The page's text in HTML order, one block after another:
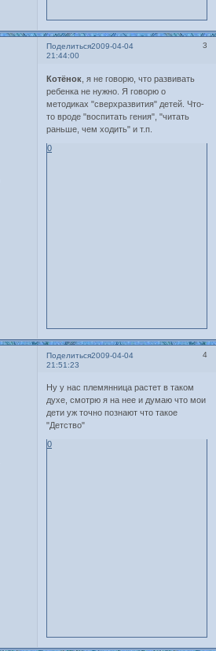
Поделиться 3
2009-04-04
21:44:00
Котёнок , я не говорю, что развивать
ребенка не нужно. Я говорю о
методиках "сверхразвития" детей. Что-
то вроде "воспитать гения", "читать
раньше, чем ходить" и т.п.
0
Поделиться 4
2009-04-04
21:51:23
Ну у нас племянница растет в таком
духе, смотрю я на нее и думаю что мои
дети уж точно познают что такое
"Детство"
0